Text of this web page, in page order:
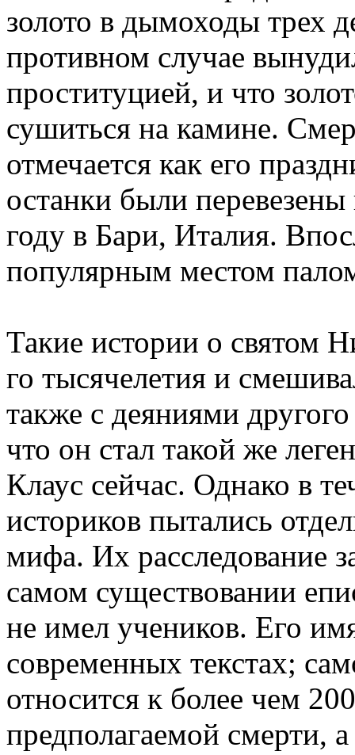
золото в дымоходы трех
противном случае
проституцией, и что
сушиться на камине.
отмечается как его
останки были
году в Бари, Италия.
популярным местом
Такие истории о святом
го тысячелетия и
также с деяниями
что он стал такой же
Клаус сейчас. Однако в
историков пытались
мифа. Их расследование
самом существовании
не имел учеников. Его
современных текстах;
относится к более чем
предполагаемой смерти,